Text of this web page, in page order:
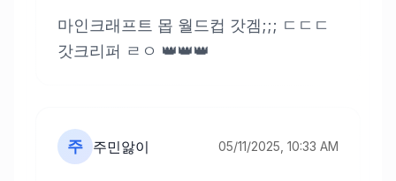
마인크래프트 몹 월드컵 갓겜;;; ㄷㄷㄷ
갓크리퍼 ㄹㅇ 👑👑👑
주 주민앓이 05/11/2025, 10:33 AM